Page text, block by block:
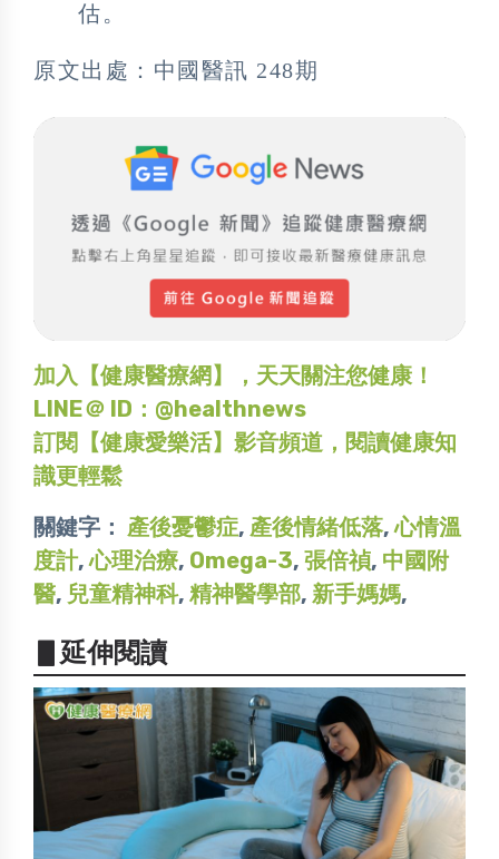
估。
原文出處：中國醫訊 248期
加入【健康醫療網】，天天關注您健康！
LINE＠ ID：@healthnews
訂閱【健康愛樂活】影音頻道，閱讀健康知
識更輕鬆
關鍵字： 產後憂鬱症, 產後情緒低落,心情溫
度計,心理治療, Omega-3, 張倍禎, 中國附
醫, 兒童精神科, 精神醫學部, 新手媽媽,
▋延伸閱讀